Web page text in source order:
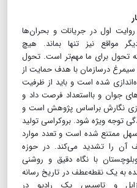
اول در جریانات و بحران‌ها
مواقع نیز تنها بماند. هیچ
تحول برای ما مهم‌تر است. تحول
درسازمان با هدف حمایت از
شده است و باید از ظرفیت
جوان و بااستعداد فرصت داد و
نگارش براساس پژوهش است و
توجه ویژه شود. بروکراسی تولید
ممتنع شده است و تعدد موارد
آن را تشدید می‌کند. در حوزه
با نگاه دقیق و روشنی
به یک نقطه‌عطف در تاریخ رسانه
و تاسیس یک رادیو در